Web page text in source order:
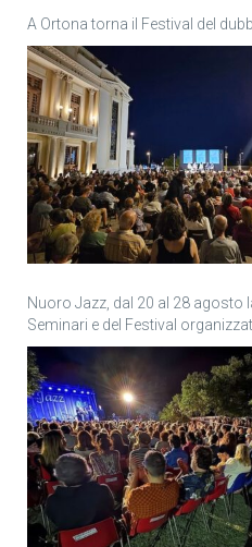
A Ortona torna il Festival del
Nuoro Jazz, dal 20 al 28 agosto
Seminari e del Festival